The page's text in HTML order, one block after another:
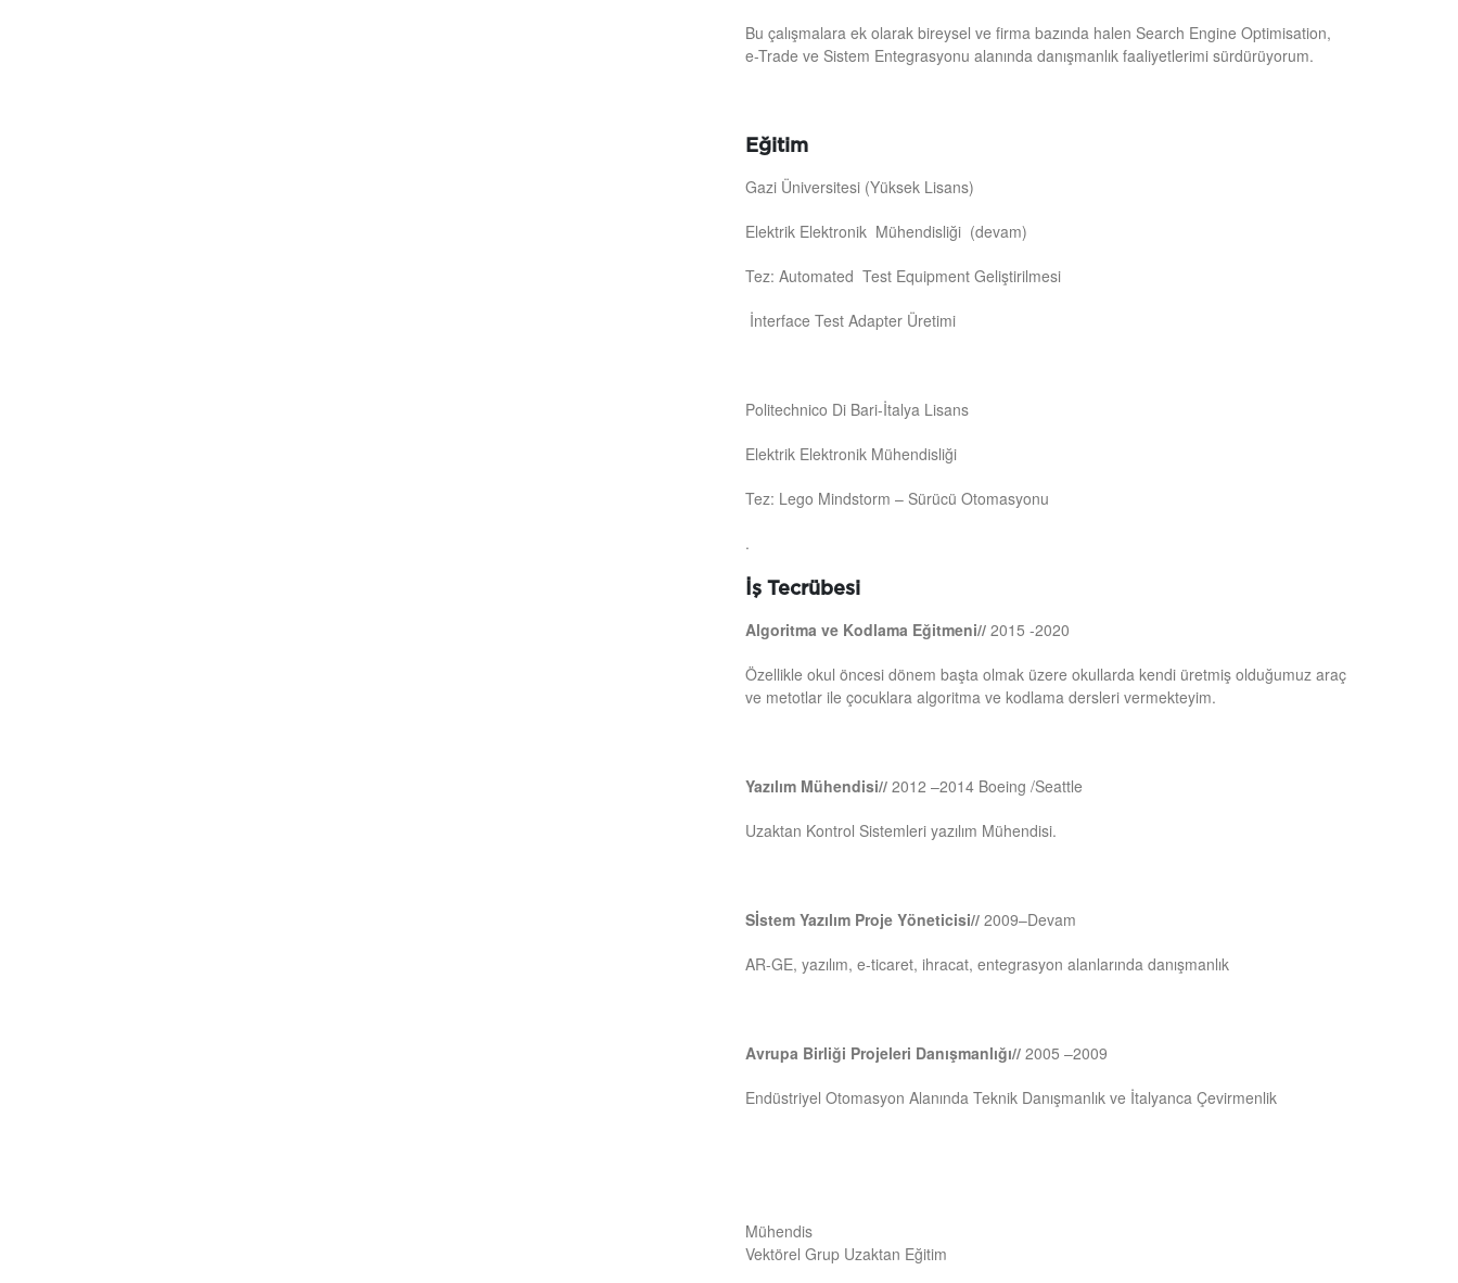
Bu çalışmalara ek olarak bireysel ve firma bazında halen Search Engine Optimisation,
e-Trade ve Sistem Entegrasyonu alanında danışmanlık faaliyetlerimi sürdürüyorum.
Eğitim
Gazi Üniversitesi (Yüksek Lisans)
Elektrik Elektronik Mühendisliği (devam)
Tez: Automated Test Equipment Geliştirilmesi
İnterface Test Adapter Üretimi
Politechnico Di Bari-İtalya Lisans
Elektrik Elektronik Mühendisliği
Tez: Lego Mindstorm – Sürücü Otomasyonu
.
İş Tecrübesi
Algoritma ve Kodlama Eğitmeni// 2015 -2020
Özellikle okul öncesi dönem başta olmak üzere okullarda kendi üretmiş olduğumuz araç
ve metotlar ile çocuklara algoritma ve kodlama dersleri vermekteyim.
Yazılım Mühendisi// 2012 –2014 Boeing /Seattle
Uzaktan Kontrol Sistemleri yazılım Mühendisi.
Sİstem Yazılım Proje Yöneticisi// 2009–Devam
AR-GE, yazılım, e-ticaret, ihracat, entegrasyon alanlarında danışmanlık
Avrupa Birliği Projeleri Danışmanlığı// 2005 –2009
Endüstriyel Otomasyon Alanında Teknik Danışmanlık ve İtalyanca Çevirmenlik
Mühendis
Vektörel Grup Uzaktan Eğitim